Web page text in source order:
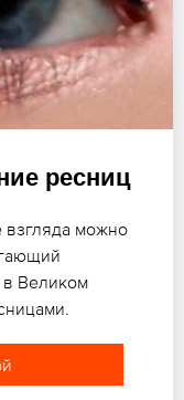
ресниц
можно
Великом